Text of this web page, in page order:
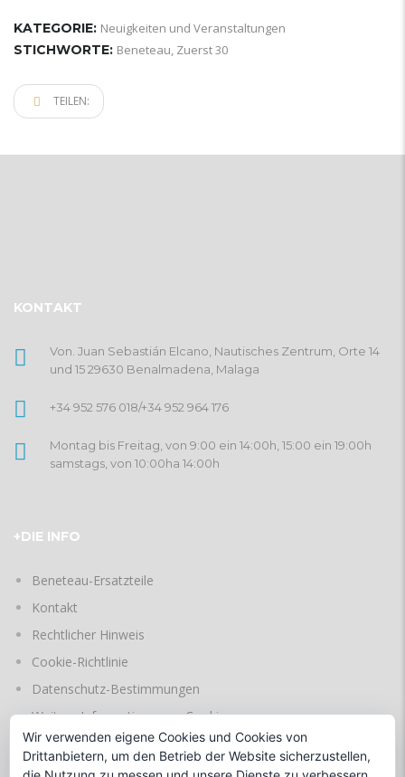
KATEGORIE: Neuigkeiten und Veranstaltungen
STICHWORTE: Beneteau, Zuerst 30
TEILEN:
KONTAKT
Von. Juan Sebastián Elcano, Nautisches Zentrum, Orte 14
und 15 29630 Benalmadena, Malaga
+34 952 576 018/+34 952 964 176
Montag bis Freitag, von 9:00 ein 14:00h, 15:00 ein 19:00h
samstags, von 10:00ha 14:00h
+DIE INFO
Beneteau-Ersatzteile
Kontakt
Rechtlicher Hinweis
Cookie-Richtlinie
Datenschutz-Bestimmungen
Weitere Informationen zu Cookies
Wir verwenden eigene Cookies und Cookies von
Drittanbietern, um den Betrieb der Website sicherzustellen,